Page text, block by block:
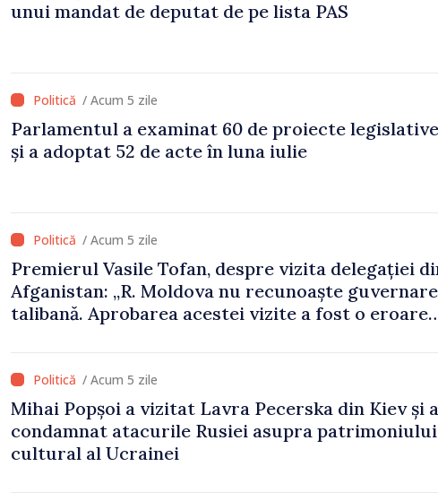
unui mandat de deputat de pe lista PAS
/ Acum 5 zile
Parlamentul a examinat 60 de proiecte legislative
și a adoptat 52 de acte în luna iulie
/ Acum 5 zile
Premierul Vasile Tofan, despre vizita delegației
Afganistan: „R. Moldova nu recunoaște
talibană. Aprobarea acestei vizite a fost o eroare
/ Acum 5 zile
Mihai Popșoi a vizitat Lavra Pecerska din Kiev și a
condamnat atacurile Rusiei asupra patrimoniului
cultural al Ucrainei